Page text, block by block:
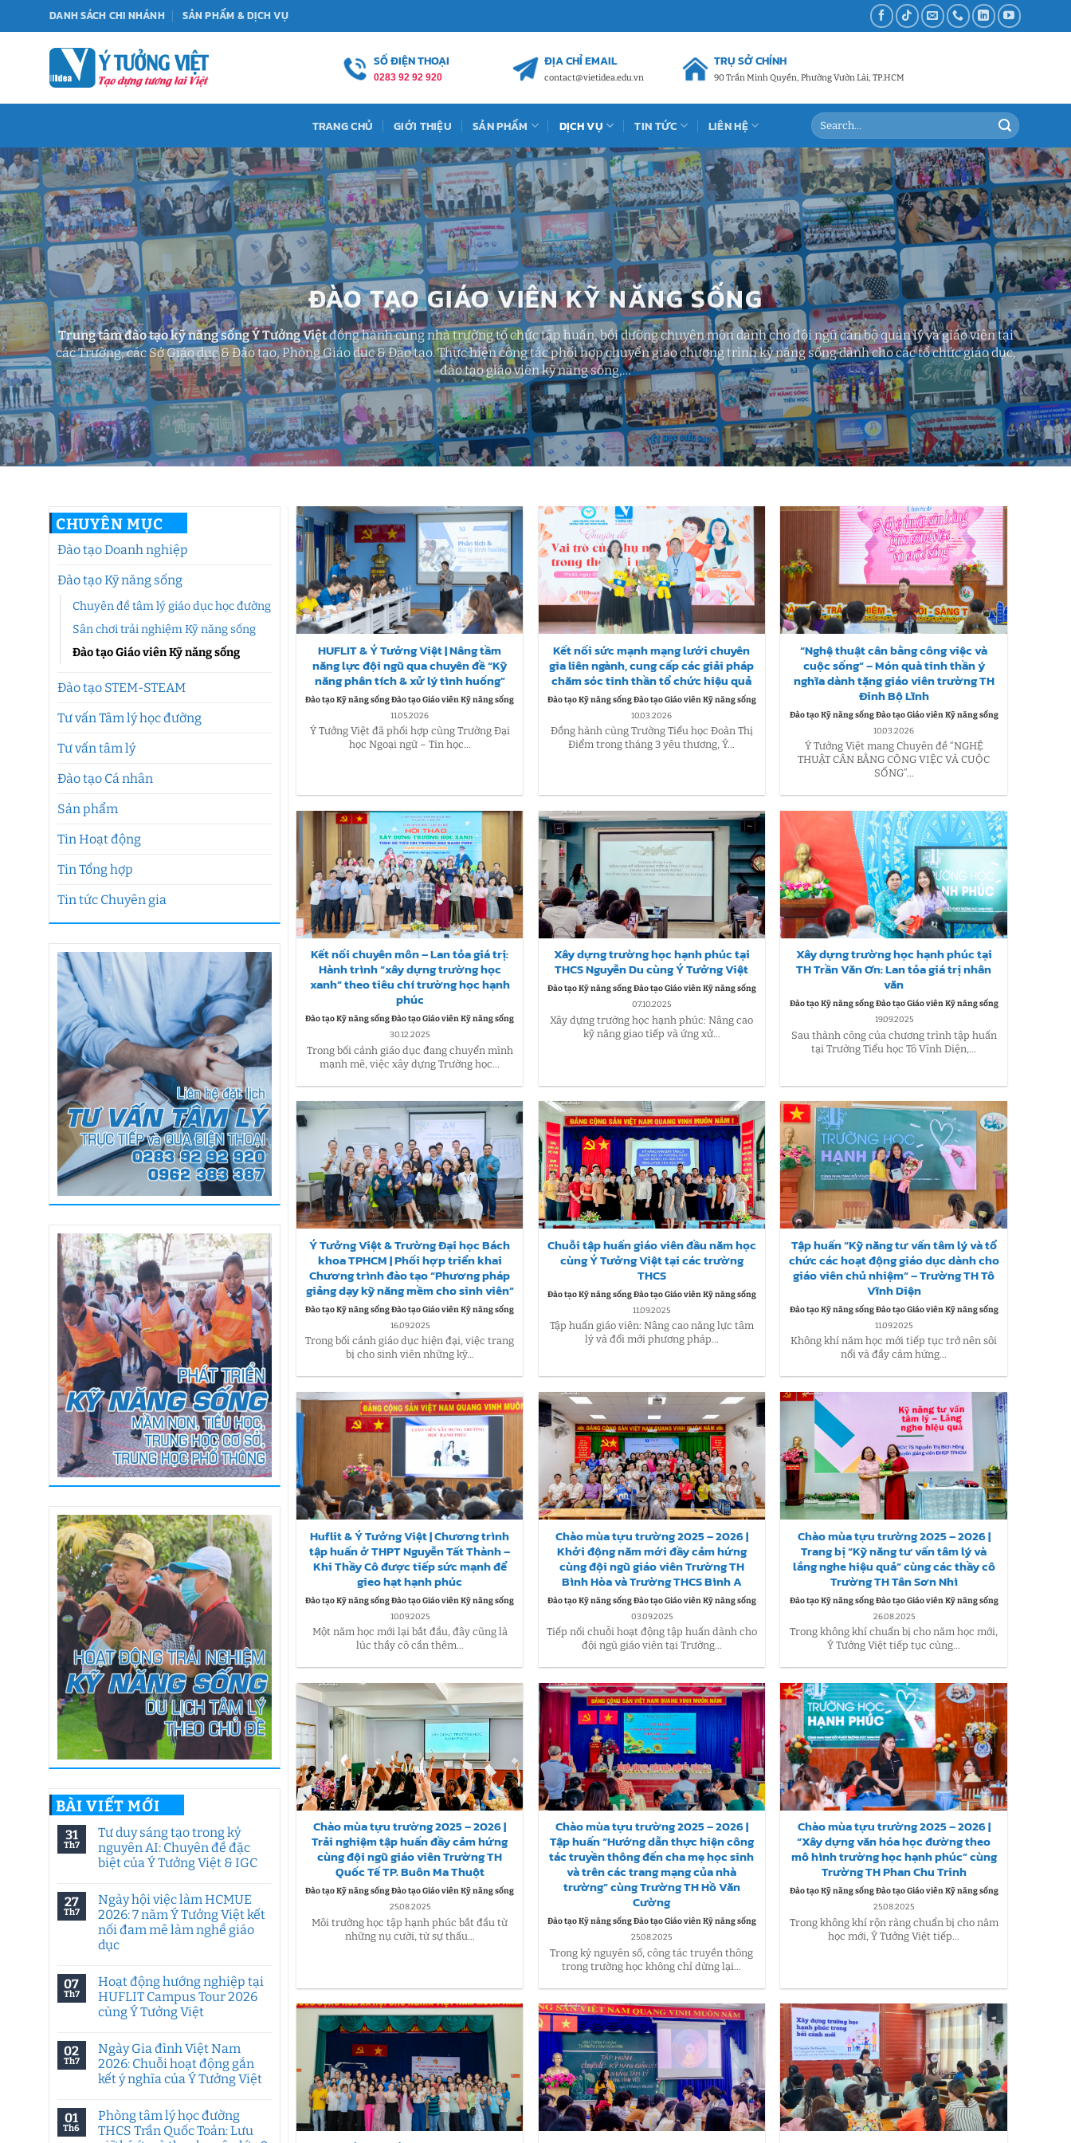
qua
DANH SÁCH CHI NHÁNH SẢN PHẨM & DỊCH VỤ
SỐ ĐIỆN THOẠI
0283 92 92 920
ĐỊA CHỈ EMAIL
contact@vietidea.edu.vn
TRỤ SỞ CHÍNH
90 Trần Minh Quyền, Phường Vườn Lài, TP.HCM
TRANG CHỦ GIỚI THIỆU SẢN PHẨM DỊCH VỤ TIN TỨC LIÊN HỆ
ĐÀO TẠO GIÁO VIÊN KỸ NĂNG SỐNG
Trung tâm đào tạo kỹ năng sống Ý Tưởng Việtđồng hành cùng nhà trường tổ chức tập huấn, bồi dưỡng chuyên môn dành cho đội ngũ cán bộ quản lý và giáo viên tại
các Trường, các Sở Giáo dục & Đào tạo, Phòng Giáo dục & Đào tạo. Thực hiện công tác phối hợp chuyển giao chương trình kỹ năng sống dành cho các tổ chức giáo dục,
đào tạo giáo viên kỹ năng sống,…
CHUYÊN MỤC
Đào tạo Doanh nghiệp
Đào tạo Kỹ năng sống
Chuyên đề tâm lý giáo dục học đường
Sân chơi trải nghiệm Kỹ năng sống
Đào tạo Giáo viên Kỹ năng sống
Đào tạo STEM-STEAM
Tư vấn Tâm lý học đường
Tư vấn tâm lý
Đào tạo Cá nhân
Sản phẩm
Tin Hoạt động
Tin Tổng hợp
Tin tức Chuyên gia
BÀI VIẾT MỚI
31
Th7
Tư duy sáng tạo trong kỷ
nguyên AI: Chuyên đề đặc
biệt của Ý Tưởng Việt & IGC
bình
luận
ở
Tư
duy
sáng
kỷ
nguyên
AI:
Chuyên
biệt
của
Ý
Tưởng
Việt
27
Th7
Ngày hội việc làm HCMUE
2026: 7 năm Ý Tưởng Việt kết
nối đam mê làm nghề giáo
dục
bình
luận
ở
Ngày
làm
HCMUE
2026:
7
năm
Việt
kết
nối
07
Th7
Hoạt động hướng nghiệp tại
HUFLIT Campus Tour 2026
cùng Ý Tưởng Việt
bình
luận
ở
Hoạt
nghiệp
tại
HUFLIT
02
Th7
Ngày Gia đình Việt Nam
2026: Chuỗi hoạt động gắn
kết ý nghĩa của Ý Tưởng Việt
bình
luận
ở
01
Th6
Phòng tâm lý học đường
THCS Trần Quốc Toản: Lưu
HUFLIT & Ý Tưởng Việt | Nâng tầm
năng lực đội ngũ qua chuyên đề “Kỹ
năng phân tích & xử lý tình huống”
Đào tạo Kỹ năng sống Đào tạo Giáo viên Kỹ năng sống
11.05.2026
Ý Tưởng Việt đã phối hợp cùng Trường Đại
học Ngoại ngữ – Tin học...
Kết nối sức mạnh mạng lưới chuyên
gia liên ngành, cung cấp các giải pháp
chăm sóc tinh thần tổ chức hiệu quả
Đào tạo Kỹ năng sống Đào tạo Giáo viên Kỹ năng sống
10.03.2026
Đồng hành cùng Trường Tiểu học Đoàn Thị
Điểm trong tháng 3 yêu thương, Ý...
“Nghệ thuật cân bằng công việc và
cuộc sống” – Món quà tinh thần ý
nghĩa dành tặng giáo viên trường TH
Đinh Bộ Lĩnh
Đào tạo Kỹ năng sống Đào tạo Giáo viên Kỹ năng sống
10.03.2026
Ý Tưởng Việt mang Chuyên đề “NGHỆ
THUẬT CÂN BẰNG CÔNG VIỆC VÀ CUỘC
SỐNG”...
Kết nối chuyên môn – Lan tỏa giá trị:
Hành trình “xây dựng trường học
xanh” theo tiêu chí trường học hạnh
phúc
Đào tạo Kỹ năng sống Đào tạo Giáo viên Kỹ năng sống
30.12.2025
Trong bối cảnh giáo dục đang chuyển mình
mạnh mẽ, việc xây dựng Trường học...
Xây dựng trường học hạnh phúc tại
THCS Nguyễn Du cùng Ý Tưởng Việt
Đào tạo Kỹ năng sống Đào tạo Giáo viên Kỹ năng sống
07.10.2025
Xây dựng trường học hạnh phúc: Nâng cao
kỹ năng giao tiếp và ứng xử...
Xây dựng trường học hạnh phúc tại
TH Trần Văn Ơn: Lan tỏa giá trị nhân
văn
Đào tạo Kỹ năng sống Đào tạo Giáo viên Kỹ năng sống
19.09.2025
Sau thành công của chương trình tập huấn
tại Trường Tiểu học Tô Vĩnh Diện,...
Ý Tưởng Việt & Trường Đại học Bách
khoa TPHCM | Phối hợp triển khai
Chương trình đào tạo “Phương pháp
giảng dạy kỹ năng mềm cho sinh viên”
Đào tạo Kỹ năng sống Đào tạo Giáo viên Kỹ năng sống
16.09.2025
Trong bối cảnh giáo dục hiện đại, việc trang
bị cho sinh viên những kỹ...
Chuỗi tập huấn giáo viên đầu năm học
cùng Ý Tưởng Việt tại các trường
THCS
Đào tạo Kỹ năng sống Đào tạo Giáo viên Kỹ năng sống
11.09.2025
Tập huấn giáo viên: Nâng cao năng lực tâm
lý và đổi mới phương pháp...
Tập huấn “Kỹ năng tư vấn tâm lý và tổ
chức các hoạt động giáo dục dành cho
giáo viên chủ nhiệm” – Trường TH Tô
Vĩnh Diện
Đào tạo Kỹ năng sống Đào tạo Giáo viên Kỹ năng sống
11.09.2025
Không khí năm học mới tiếp tục trở nên sôi
nổi và đầy cảm hứng...
Huflit & Ý Tưởng Việt | Chương trình
tập huấn ở THPT Nguyễn Tất Thành –
Khi Thầy Cô được tiếp sức mạnh để
gieo hạt hạnh phúc
Đào tạo Kỹ năng sống Đào tạo Giáo viên Kỹ năng sống
10.09.2025
Một năm học mới lại bắt đầu, đây cũng là
lúc thầy cô cần thêm...
Chào mùa tựu trường 2025 – 2026 |
Khởi động năm mới đầy cảm hứng
cùng đội ngũ giáo viên Trường TH
Bình Hòa và Trường THCS Bình A
Đào tạo Kỹ năng sống Đào tạo Giáo viên Kỹ năng sống
03.09.2025
Tiếp nối chuỗi hoạt động tập huấn dành cho
đội ngũ giáo viên tại Trường...
Chào mùa tựu trường 2025 – 2026 |
Trang bị “Kỹ năng tư vấn tâm lý và
lắng nghe hiệu quả” cùng các thầy cô
Trường TH Tân Sơn Nhì
Đào tạo Kỹ năng sống Đào tạo Giáo viên Kỹ năng sống
26.08.2025
Trong không khí chuẩn bị cho năm học mới,
Ý Tưởng Việt tiếp tục cùng...
Chào mùa tựu trường 2025 – 2026 |
Trải nghiệm tập huấn đầy cảm hứng
cùng đội ngũ giáo viên Trường TH
Quốc Tế TP. Buôn Ma Thuột
Đào tạo Kỹ năng sống Đào tạo Giáo viên Kỹ năng sống
25.08.2025
Môi trường học tập hạnh phúc bắt đầu từ
những nụ cười, từ sự thấu...
Chào mùa tựu trường 2025 – 2026 |
Tập huấn “Hướng dẫn thực hiện công
tác truyền thông đến cha mẹ học sinh
và trên các trang mạng của nhà
trường” cùng Trường TH Hồ Văn
Cường
Đào tạo Kỹ năng sống Đào tạo Giáo viên Kỹ năng sống
25.08.2025
Trong kỷ nguyên số, công tác truyền thông
trong trường học không chỉ dừng lại...
Chào mùa tựu trường 2025 – 2026 |
“Xây dựng văn hóa học đường theo
mô hình trường học hạnh phúc” cùng
Trường TH Phan Chu Trinh
Đào tạo Kỹ năng sống Đào tạo Giáo viên Kỹ năng sống
25.08.2025
Trong không khí rộn ràng chuẩn bị cho năm
học mới, Ý Tưởng Việt tiếp...